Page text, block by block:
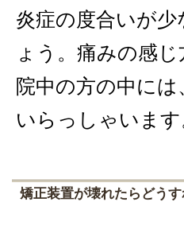
炎症の度合いが
ょう。痛みの感
院中の方の中に
いらっしゃいます
矯正装置が壊れたらどう